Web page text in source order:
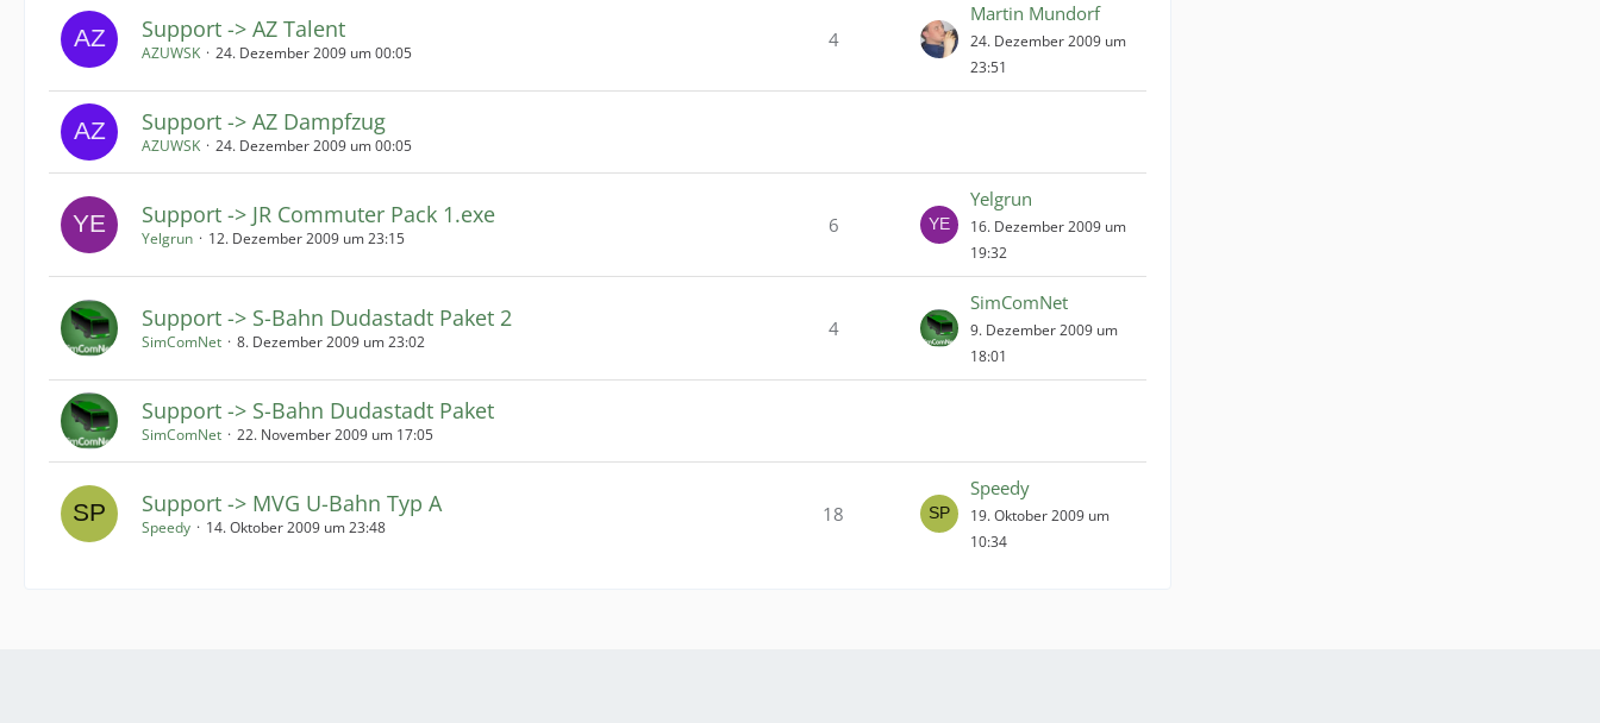
Support -> AZ Talent
AZUWSK 24. Dezember 2009 um 00:05
4
Martin Mundorf
24. Dezember 2009 um
23:51
Support -> AZ Dampfzug
AZUWSK 24. Dezember 2009 um 00:05
Support -> JR Commuter Pack 1.exe
Yelgrun 12. Dezember 2009 um 23:15
6
Yelgrun
16. Dezember 2009 um
19:32
Support -> S-Bahn Dudastadt Paket 2
SimComNet 8. Dezember 2009 um 23:02
4
SimComNet
9. Dezember 2009 um
18:01
Support -> S-Bahn Dudastadt Paket
SimComNet 22. November 2009 um 17:05
Support -> MVG U-Bahn Typ A
Speedy 14. Oktober 2009 um 23:48
18
Speedy
19. Oktober 2009 um
10:34